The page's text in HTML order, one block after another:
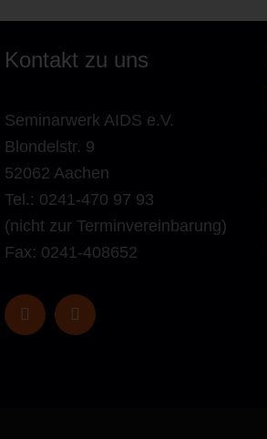
Kontakt zu uns
Seminarwerk AIDS e.V.
Blondelstr. 9
52062 Aachen
Tel.: 0241-470 97 93
(nicht zur Terminvereinbarung)
Fax: 0241-408652